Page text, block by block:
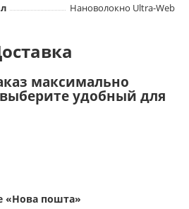
Нановолокно Ultra-Web
максимально
удобный для
«Нова пошта»